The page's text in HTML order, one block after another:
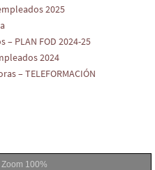
2025
PLAN FOD 2024-25
2024
– TELEFORMACIÓN
Zoom 100%